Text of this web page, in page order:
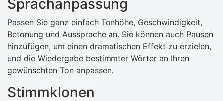
Sprachanpassung
Passen Sie ganz einfach Tonhöhe, Geschwindigkeit,
Betonung und Aussprache an. Sie können auch Pausen
hinzufügen, um einen dramatischen Effekt zu erzielen,
und die Wiedergabe bestimmter Wörter an Ihren
gewünschten Ton anpassen.
Stimmklonen